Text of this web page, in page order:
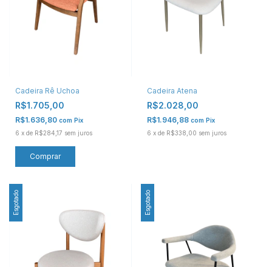
Cadeira Rê Uchoa
R$1.705,00
R$1.636,80 com Pix
6 x de R$284,17 sem juros
Cadeira Atena
R$2.028,00
R$1.946,88 com Pix
6 x de R$338,00 sem juros
Esgotado Esgotado